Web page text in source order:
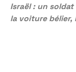
Israël : un
la voiture